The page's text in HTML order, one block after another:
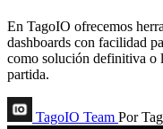
En TagoIO ofrecemos
dashboards con facilidad
como solución definitiva o
partida.
TagoIO Team Por